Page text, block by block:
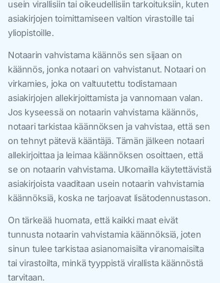
usein virallisiin tai oikeudellisiin tarkoituksiin, kuten
asiakirjojen toimittamiseen valtion virastoille tai
yliopistoille.
Notaarin vahvistama käännös sen sijaan on
käännös, jonka notaari on vahvistanut. Notaari on
virkamies, joka on valtuutettu todistamaan
asiakirjojen allekirjoittamista ja vannomaan valan.
Jos kyseessä on notaarin vahvistama käännös,
notaari tarkistaa käännöksen ja vahvistaa, että sen
on tehnyt pätevä kääntäjä. Tämän jälkeen notaari
allekirjoittaa ja leimaa käännöksen osoittaen, että
se on notaarin vahvistama. Ulkomailla käytettävistä
asiakirjoista vaaditaan usein notaarin vahvistamia
käännöksiä, koska ne tarjoavat lisätodennustason.
On tärkeää huomata, että kaikki maat eivät
tunnusta notaarin vahvistamia käännöksiä, joten
sinun tulee tarkistaa asianomaisilta viranomaisilta
tai virastoilta, minkä tyyppistä virallista käännöstä
tarvitaan.